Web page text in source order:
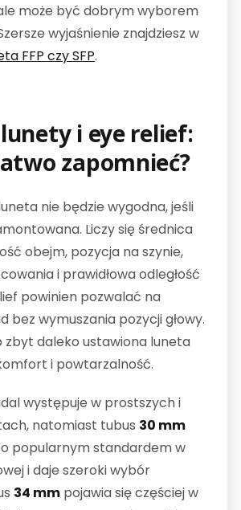
może być dobrym wyborem
wyjaśnienie znajdziesz w
FFP czy SFP.
i eye relief:
zapomnieć?
nie będzie wygodna, jeśli
Liczy się średnica
obejm, pozycja na szynie,
i prawidłowa odległość
powinien pozwalać na
bez wymuszania pozycji głowy.
zbyt daleko ustawiona luneta
i powtarzalność.
występuje w prostszych i
natomiast tubus 30 mm
popularnym standardem w
i daje szeroki wybór
34 mm pojawia się częściej w